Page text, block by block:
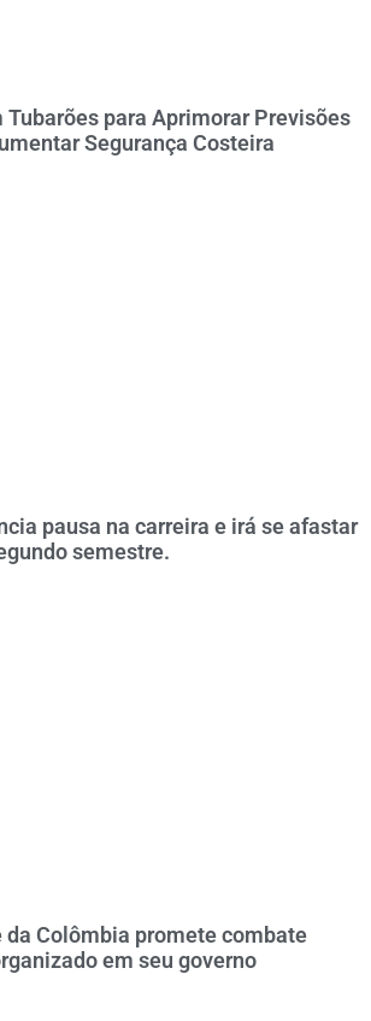
para Aprimorar Previsões
Segurança Costeira
pausa na carreira e irá se afastar
semestre.
da Colômbia promete combate
em seu governo